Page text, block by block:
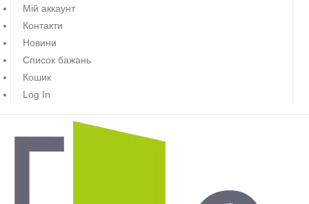
Мій аккаунт
Контакти
Новини
Список бажань
Кошик
Log In